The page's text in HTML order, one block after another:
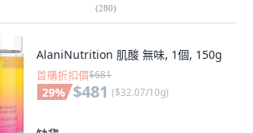
(280)
AlaniNutrition 肌酸 無味, 1個, 150g
首購折扣價$681
29% $481 ($32.07/10g)